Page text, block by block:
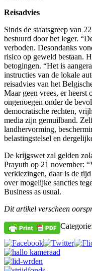
Reisadvies
Sinds de staatsgreep van
bestuurd door het leger.
verboden. Desondanks
risico op geweld bestaan.
betogingen. “Het is
instructies van de lokale
reisadvies van het
Maar geen vrees, er heerst
ongenoegen onder de
democratische rechten,
media zijn gemuilband.
landhervorming,
belastingstelsel en
De krijgswet zal gelden
Prayuth op 21 november:
verkiezingen, daar is de
over mogelijke sancties
Business as usual.
Dit artikel verscheen
Categorie: